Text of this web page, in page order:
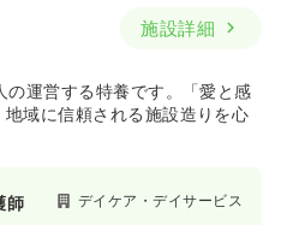
施設詳細
運営する特養です。「愛と感
域に信頼される施設造りを心
師 デイケア・デイサービス